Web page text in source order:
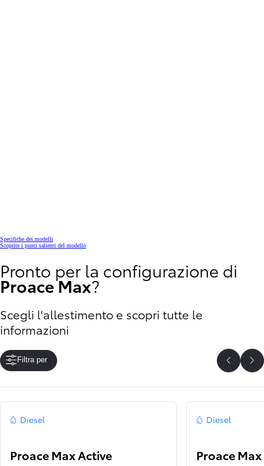
Specifiche dei modelli
Scoprite i punti salienti del modello
Pronto per la configurazione di
Proace Max?
Scegli l'allestimento e scopri tutte le
informazioni
Filtra per
Diesel
Proace Max Active
Diesel
Proace